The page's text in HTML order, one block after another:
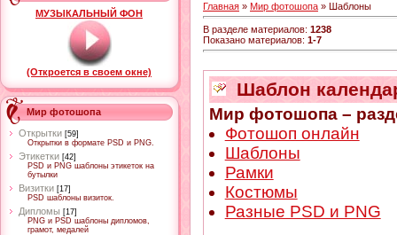
МУЗЫКАЛЬНЫЙ ФОН
(Откроется в своем окне)
Мир фотошопа
Открытки [59]
Открытки в формате PSD и PNG.
Этикетки [42]
PSD и PNG шаблоны этикеток на
бутылки
Визитки [17]
PSD шаблоны визиток.
Дипломы [17]
PNG и PSD шаблоны дипломов,
грамот, медалей
Главная » Мир фотошопа » Шаблоны
В разделе материалов: 1238
Показано материалов: 1-7
Шаблон
Мир фотошопа –
Фотошоп онлайн
Шаблоны
Рамки
Костюмы
Разные PSD и PNG